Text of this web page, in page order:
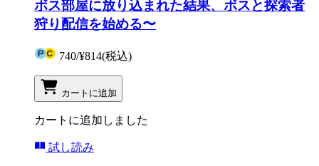
ボス部屋に放り込まれた結果、ボスと探索者
狩り配信を始める〜
740/¥814(税込)
カートに追加
カートに追加しました
試し読み